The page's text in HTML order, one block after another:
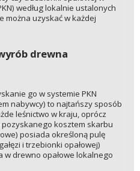
według lokalnie ustalonych
można uzyskać w każdej
drewna
go w systemie PKN
nabywcy) to najtańszy sposób
leśnictwo w kraju, oprócz
kosztem skarbu
posiada określoną pulę
i trzebionki opałowej)
drewno opałowe lokalnego